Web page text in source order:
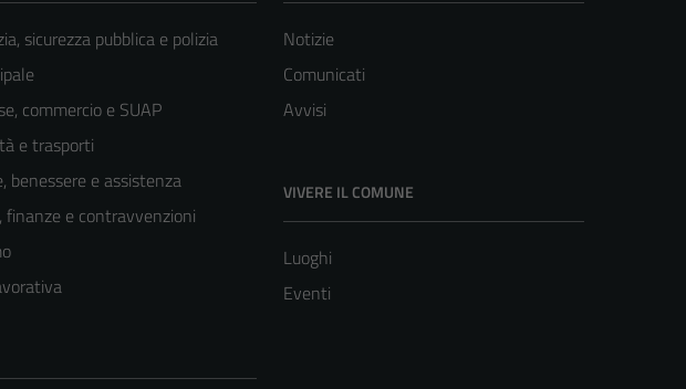
sicurezza pubblica e polizia
commercio e SUAP
e trasporti
benessere e assistenza
finanze e contravvenzioni
Notizie
Comunicati
Avvisi
VIVERE IL COMUNE
Luoghi
Eventi